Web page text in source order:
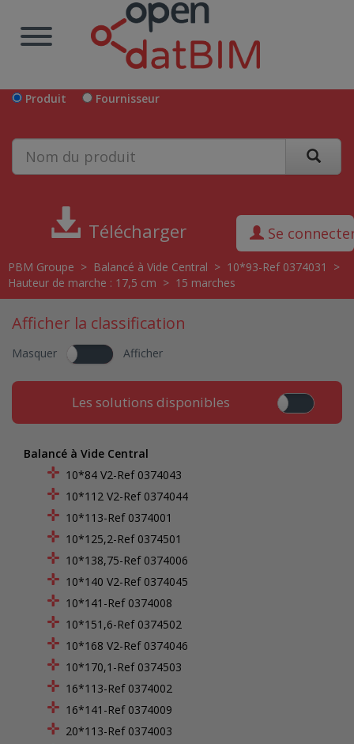
Produit Fournisseur
Télécharger Se
PBM Groupe > Balancé à Vide Central > 10*93-Ref 0374031
>
Hauteur de marche : 17,5 cm > 15 marches
Afficher la classification
Masquer Afficher
Les solutions disponibles
Balancé à Vide Central
10*84 V2-Ref 0374043
10*112 V2-Ref 0374044
10*113-Ref 0374001
10*125,2-Ref 0374501
10*138,75-Ref 0374006
10*140 V2-Ref 0374045
10*141-Ref 0374008
10*151,6-Ref 0374502
10*168 V2-Ref 0374046
10*170,1-Ref 0374503
16*113-Ref 0374002
16*141-Ref 0374009
20*113-Ref 0374003